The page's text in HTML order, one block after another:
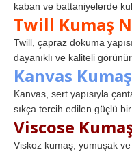
kaban ve battaniyelerde
Twill Kumaş
Twill, çapraz dokuma
dayanıklı ve kaliteli
Kanvas
Kanvas, sert yapısıyla
sıkça tercih edilen güçlü bir
Viscose
Viskoz kumaş, yumuşak